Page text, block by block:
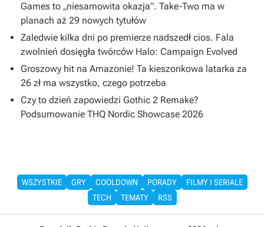
Games to „niesamowita okazja”. Take-Two ma w
planach aż 29 nowych tytułów
Zaledwie kilka dni po premierze nadszedł cios. Fala
zwolnień dosięgła twórców Halo: Campaign Evolved
Groszowy hit na Amazonie! Ta kieszonkowa latarka za
26 zł ma wszystko, czego potrzeba
Czy to dzień zapowiedzi Gothic 2 Remake?
Podsumowanie THQ Nordic Showcase 2026
WSZYSTKIE GRY COOLDOWN PORADY
FILMY I SERIALE
TECH
TEMATY RSS